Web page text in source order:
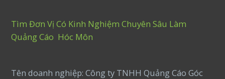
Tìm Đơn Vị Có Kinh Nghiệm Chuyên Sâu Làm
Quảng Cáo Hóc Môn
Tên doanh nghiệp: Công ty TNHH Quảng Cáo Góc